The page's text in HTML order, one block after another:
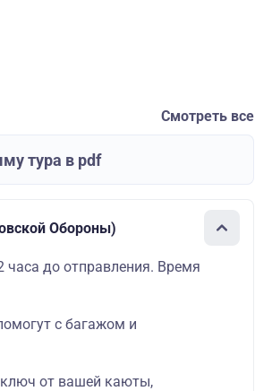
Смотреть все
тура в pdf
Обороны)
часа до отправления. Время
с багажом и
от вашей каюты,